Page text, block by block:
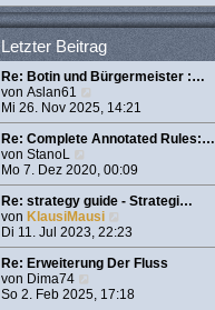
r
B
e
i
t
r
g
e
s
r
B
i
t
r
g
Letzter Beitrag
Re: Botin und Bürgermeister :…
vonAslan61
e
u
e
t
e
r
B
e
i
t
Mi 26. Nov 2025, 14:21
Re: Complete Annotated Rules:…
vonStanoL
e
u
e
s
t
e
r
B
e
Mo 7. Dez 2020, 00:09
Re: strategy guide - Strategi…
von KlausiMausi
e
u
e
t
Di 11. Jul 2023, 22:23
Re: Erweiterung Der Fluss
von Dima74
e
So 2. Feb 2025, 17:18